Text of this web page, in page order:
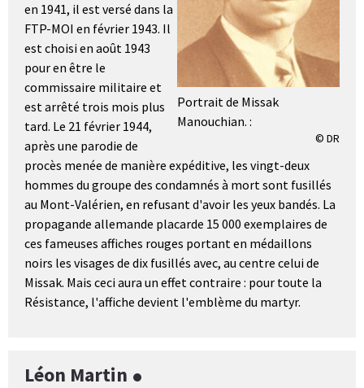
Portrait de Missak
Manouchian. :
© DR
en 1941, il est versé dans la
FTP-MOI en février 1943. Il
est choisi en août 1943
pour en être le
commissaire militaire et
est arrêté trois mois plus
tard. Le 21 février 1944,
après une parodie de
procès menée de manière expéditive, les vingt-deux
hommes du groupe des condamnés à mort sont fusillés
au Mont-Valérien, en refusant d'avoir les yeux bandés. La
propagande allemande placarde 15 000 exemplaires de
ces fameuses affiches rouges portant en médaillons
noirs les visages de dix fusillés avec, au centre celui de
Missak. Mais ceci aura un effet contraire : pour toute la
Résistance, l'affiche devient l'emblème du martyr.
Léon Martin